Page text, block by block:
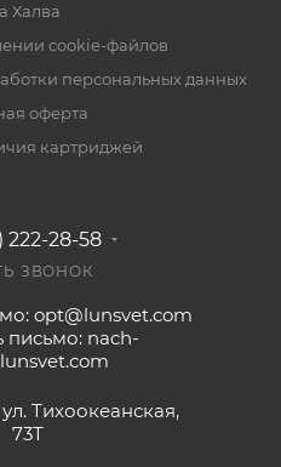
Халва
cookie-файлов
персональных данных
оферта
картриджей
222-28-58
ЗВОНОК
opt@lunsvet.com
письмо: nach-
Тихоокеанская,
73Т